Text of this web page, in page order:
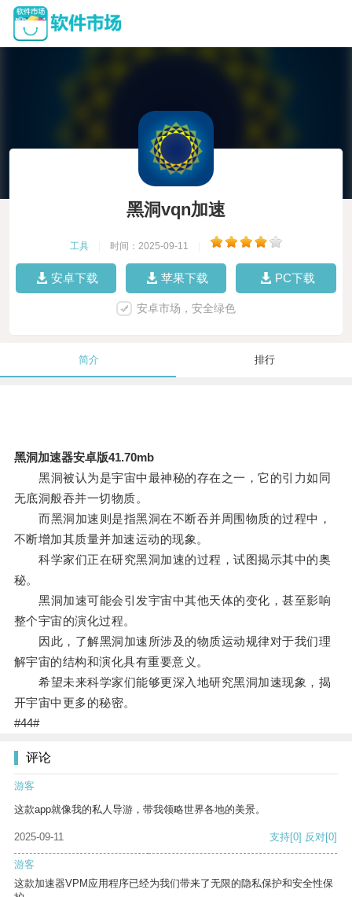
黑洞vqn加速
工具 时间：2025-09-11
安卓下载 苹果下载 PC下载
安卓市场，安全绿色
简介 排行
黑洞加速器安卓版41.70mb
黑洞被认为是宇宙中最神秘的存在之一，它的引力如同
无底洞般吞并一切物质。
而黑洞加速则是指黑洞在不断吞并周围物质的过程中，
不断增加其质量并加速运动的现象。
科学家们正在研究黑洞加速的过程，试图揭示其中的奥
秘。
黑洞加速可能会引发宇宙中其他天体的变化，甚至影响
整个宇宙的演化过程。
因此，了解黑洞加速所涉及的物质运动规律对于我们理
解宇宙的结构和演化具有重要意义。
希望未来科学家们能够更深入地研究黑洞加速现象，揭
开宇宙中更多的秘密。
#44#
评论
游客
这款app就像我的私人导游，带我领略世界各地的美景。
2025-09-11 支持[0] 反对[0]
游客
这款加速器VPM应用程序已经为我们带来了无限的隐私保护和安全性保